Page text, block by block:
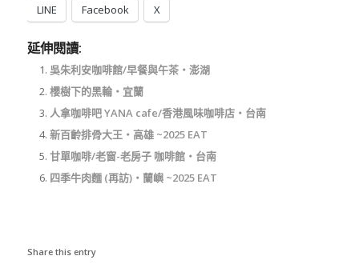
LINE Facebook X
延伸閱讀:
吳朱利安咖啡館/早餐與午茶‧澎湖
櫻樹下的黑輪‧宜蘭
人拿咖啡吧 YANA cafe/香港風味咖啡店‧台南
新百齡排骨大王‧高雄 ~2025 EAT
甘單咖啡/老窗-老房子 咖啡館‧台南
四季牛肉麵 (再訪)‧蘭嶼 ~2025 EAT
Share this entry